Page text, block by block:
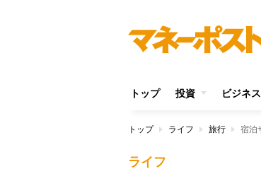
トップ 投資 ビジネス
トップ ライフ 旅行 宿泊
ライフ